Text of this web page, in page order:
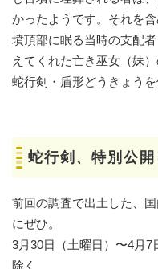
かったようです。それを
墳頂部に眠る当時の支配
えてくれた亡き巫女（妹
蛇行剣・盾形どうきょう
蛇行剣、特別公開
前回の調査で出土した、
にぜひ。
3月30日（土曜日）〜4月
除く